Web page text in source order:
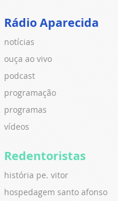
Rádio Aparecida
notícias
ouça ao vivo
podcast
programação
programas
vídeos
Redentoristas
história pe. vitor
hospedagem santo afonso